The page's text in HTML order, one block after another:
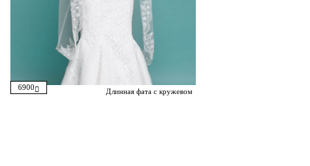
6900 Длинная фата с кружевом